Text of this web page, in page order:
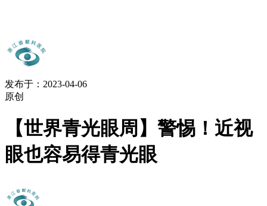
发布于：2023-04-06
原创
【世界青光眼周】警惕！近视
眼也容易得青光眼